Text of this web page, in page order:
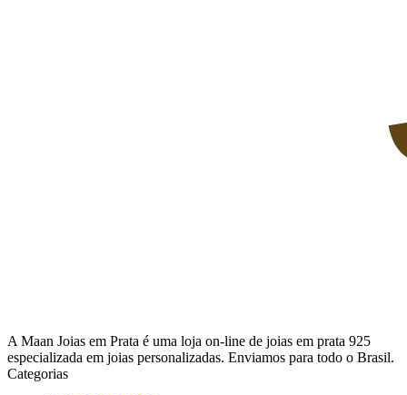
A Maan Joias em Prata é uma loja on-line de joias em prata 925
especializada em joias personalizadas. Enviamos para todo o Brasil.
Categorias